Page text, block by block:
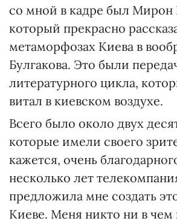
со мной в кадре был Мирон
который прекрасно
метаморфозах Киева в
Булгакова. Это были
литературного цикла,
витал в киевском воздухе.
Всего было около двух
которые имели своего
кажется, очень
несколько лет
предложила мне создать
Киеве. Меня никто ни в чем